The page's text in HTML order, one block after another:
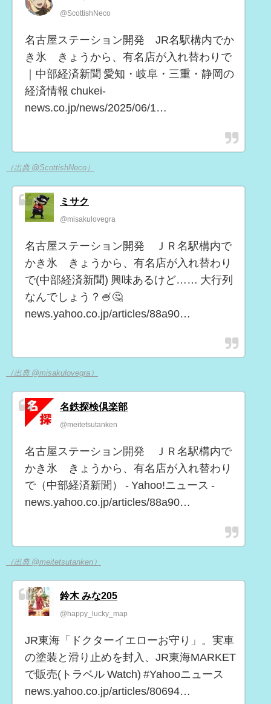
@ScottishNeco
名古屋ステーション開発 JR名駅構内でか
き氷 きょうから、有名店が入れ替わりで
｜中部経済新聞 愛知・岐阜・三重・静岡の
経済情報 chukei-
news.co.jp/news/2025/06/1…
（出典 @ScottishNeco）
ミサク
@misakulovegra
名古屋ステーション開発 ＪＲ名駅構内で
かき氷 きょうから、有名店が入れ替わり
で(中部経済新聞) 興味あるけど…… 大行列
なんでしょう？🍧🤔
news.yahoo.co.jp/articles/88a90…
（出典 @misakulovegra）
名鉄探検倶楽部
@meitetsutanken
名古屋ステーション開発 ＪＲ名駅構内で
かき氷 きょうから、有名店が入れ替わり
で（中部経済新聞） - Yahoo!ニュース -
news.yahoo.co.jp/articles/88a90…
（出典 @meitetsutanken）
鈴木 みな205
@happy_lucky_map
JR東海「ドクターイエローお守り」。実車
の塗装と滑り止めを封入、JR東海MARKET
で販売(トラベル Watch) #Yahooニュース
news.yahoo.co.jp/articles/80694…